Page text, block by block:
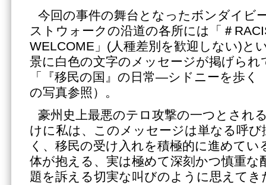
今回の事件の舞台となったボンダイビ
ストウォークの沿道の各所には「＃
WELCOME」(人種差別を歓迎しない)と
景に白色の文字のメッセージが掲げられ
「『移民の国』の日常―シドニーを歩く
の写真参照）。
豪州史上最悪のテロ攻撃の一つとされ
けに私は、このメッセージは単なる呼
く、移民の受け入れを積極的に進めてい
体が抱える、実は極めて深刻かつ慎重な
題を訴える切実な叫びのように思えてき